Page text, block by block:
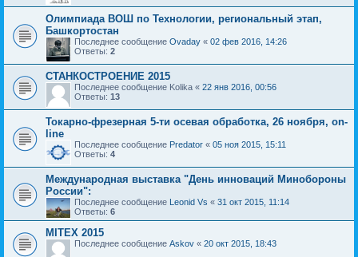
Олимпиада ВОШ по Технологии, региональный этап,
Башкортостан
Последнее сообщение Ovaday « 02 фев 2016, 14:26
Ответы: 2
СТАНКОСТРОЕНИЕ 2015
Последнее сообщение Kolika « 22 янв 2016, 00:56
Ответы: 13
Токарно-фрезерная 5-ти осевая обработка, 26 ноября, on-
line
Последнее сообщение Predator « 05 ноя 2015, 15:11
Ответы: 4
Международная выставка "День инноваций Минобороны
России":
Последнее сообщение Leonid Vs « 31 окт 2015, 11:14
Ответы: 6
MITEX 2015
Последнее сообщение Askov « 20 окт 2015, 18:43